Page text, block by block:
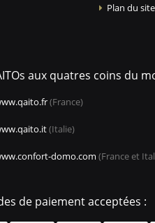
Plan du site
aux quatres coins du
(France)
(Italie)
domo.com (France et
de paiement acceptées :